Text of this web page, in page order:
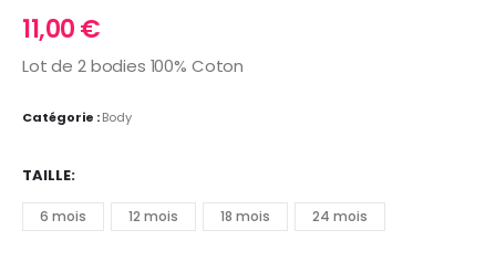
11,00€
Lot de 2 bodies 100% Coton
Catégorie :Body
TAILLE
6 mois 12 mois 18 mois 24 mois